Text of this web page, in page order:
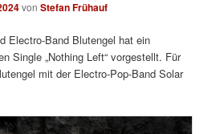
vonStefan Frühauf
Electro-Band Blutengel hat ein
Single „Nothing Left“ vorgestellt. Für
mit der Electro-Pop-Band Solar